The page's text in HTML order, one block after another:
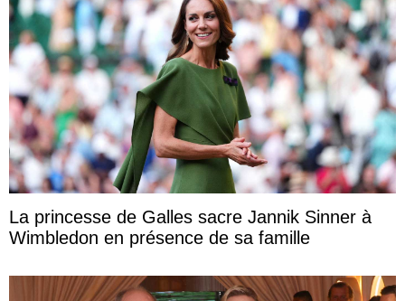
La princesse de Galles sacre Jannik Sinner à
Wimbledon en présence de sa famille